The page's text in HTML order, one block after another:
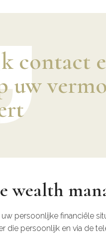
contact
uw
wealth
persoonlijke financiële
die persoonlijk en via de